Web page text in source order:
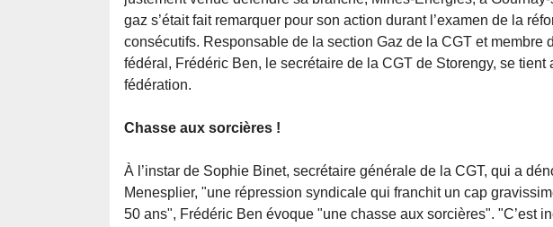
gaz s’était fait remarquer pour son action durant l’examen de la
consécutifs. Responsable de la section Gaz de la CGT et membre
fédéral, Frédéric Ben, le secrétaire de la CGT de Storengy, se tient
fédération.
Chasse aux sorcières !
À l’instar de Sophie Binet, secrétaire générale de la CGT, qui a
Menesplier, "une répression syndicale qui franchit un cap
50 ans", Frédéric Ben évoque "une chasse aux sorcières". "C’est